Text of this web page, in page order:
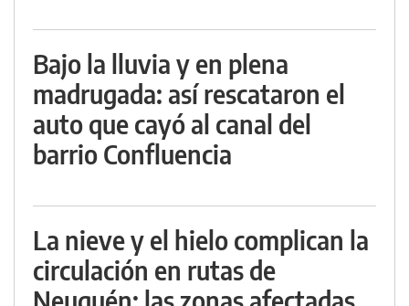
Bajo la lluvia y en plena
madrugada: así rescataron el
auto que cayó al canal del
barrio Confluencia
La nieve y el hielo complican la
circulación en rutas de